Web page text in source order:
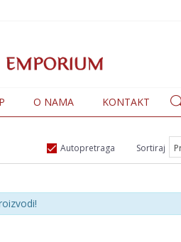
O NAMA KONTAKT
Autopretraga Sortiraj